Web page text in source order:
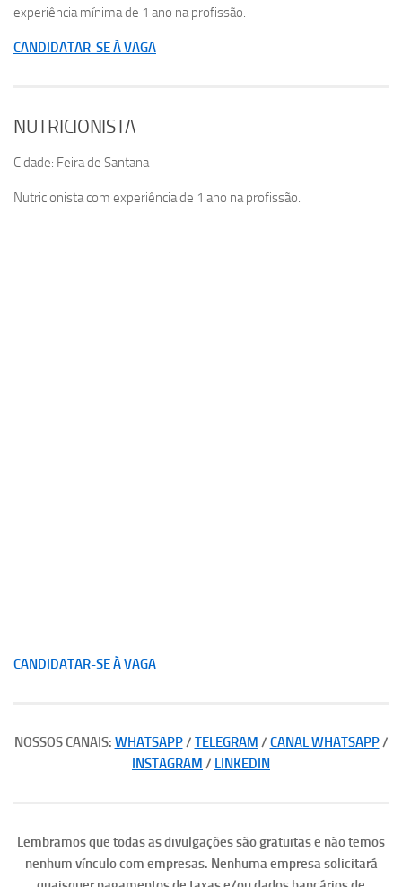
experiência mínima de 1 ano na profissão.
CANDIDATAR-SE À VAGA
NUTRICIONISTA
Cidade: Feira de Santana
Nutricionista com experiência de 1 ano na profissão.
CANDIDATAR-SE À VAGA
NOSSOS CANAIS: WHATSAPP/ TELEGRAM / CANAL WHATSAPP/
INSTAGRAM / LINKEDIN
Lembramos que todas as divulgações são gratuitas e não temos
nenhum vínculo com empresas. Nenhuma empresa solicitará